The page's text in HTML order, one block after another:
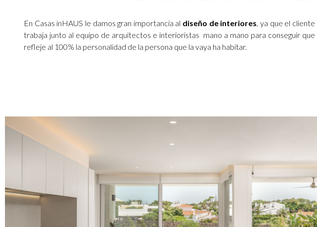
En Casas inHAUS le damos gran importancia al diseño de interiores , ya que el cliente
trabaja junto al equipo de arquitectos e interioristas mano a mano para conseguir que
refleje al 100% la personalidad de la persona que la vaya ha habitar.